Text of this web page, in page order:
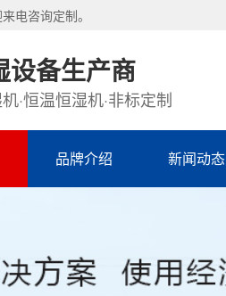
电咨询定制。
设备生产商
·恒温恒湿机·非标定制
品牌介绍 新闻动态